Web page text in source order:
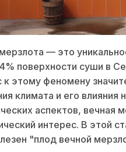
— это
поверхности суши в
к этому феномену
климата и его
аспектов, вечная
интерес. В этой
"плод вечной